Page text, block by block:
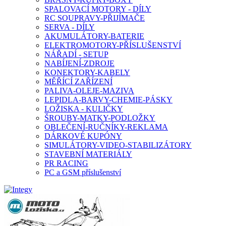
SPALOVACÍ MOTORY - DÍLY
RC SOUPRAVY-PŘIJÍMAČE
SERVA - DÍLY
AKUMULÁTORY-BATERIE
ELEKTROMOTORY-PŘÍSLUŠENSTVÍ
NÁŘADÍ - SETUP
NABÍJENÍ-ZDROJE
KONEKTORY-KABELY
MĚŘÍCÍ ZAŘÍZENÍ
PALIVA-OLEJE-MAZIVA
LEPIDLA-BARVY-CHEMIE-PÁSKY
LOŽISKA - KULIČKY
ŠROUBY-MATKY-PODLOŽKY
OBLEČENÍ-RUČNÍKY-REKLAMA
DÁRKOVÉ KUPÓNY
SIMULÁTORY-VIDEO-STABILIZÁTORY
STAVEBNÍ MATERIÁLY
PR RACING
PC a GSM příslušenství